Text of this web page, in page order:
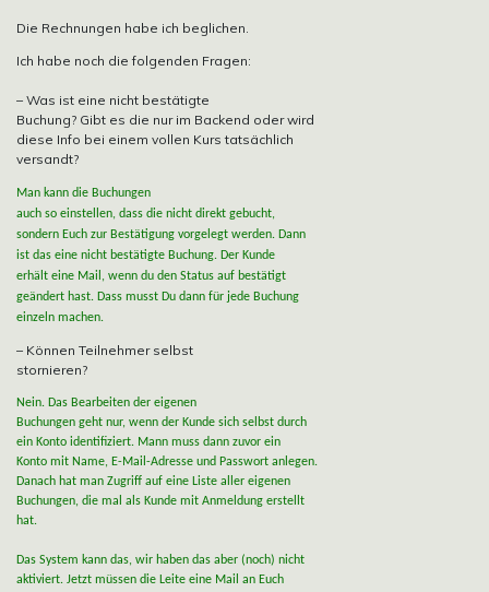
Die Rechnungen habe ich beglichen.
Ich habe noch die folgenden Fragen:
– Was ist eine nicht bestätigte
Buchung? Gibt es die nur im Backend oder wird
diese Info bei einem vollen Kurs tatsächlich
versandt?
Man kann die Buchungen
auch so einstellen, dass die nicht direkt gebucht,
sondern Euch zur Bestätigung vorgelegt werden. Dann
ist das eine nicht bestätigte Buchung. Der Kunde
erhält eine Mail, wenn du den Status auf bestätigt
geändert hast. Dass musst Du dann für jede Buchung
einzeln machen.
– Können Teilnehmer selbst
stornieren?
Nein. Das Bearbeiten der eigenen
Buchungen geht nur, wenn der Kunde sich selbst durch
ein Konto identifiziert. Mann muss dann zuvor ein
Konto mit Name, E-Mail-Adresse und Passwort anlegen.
Danach hat man Zugriff auf eine Liste aller eigenen
Buchungen, die mal als Kunde mit Anmeldung erstellt
hat.
Das System kann das, wir haben das aber (noch) nicht
aktiviert. Jetzt müssen die Leite eine Mail an Euch